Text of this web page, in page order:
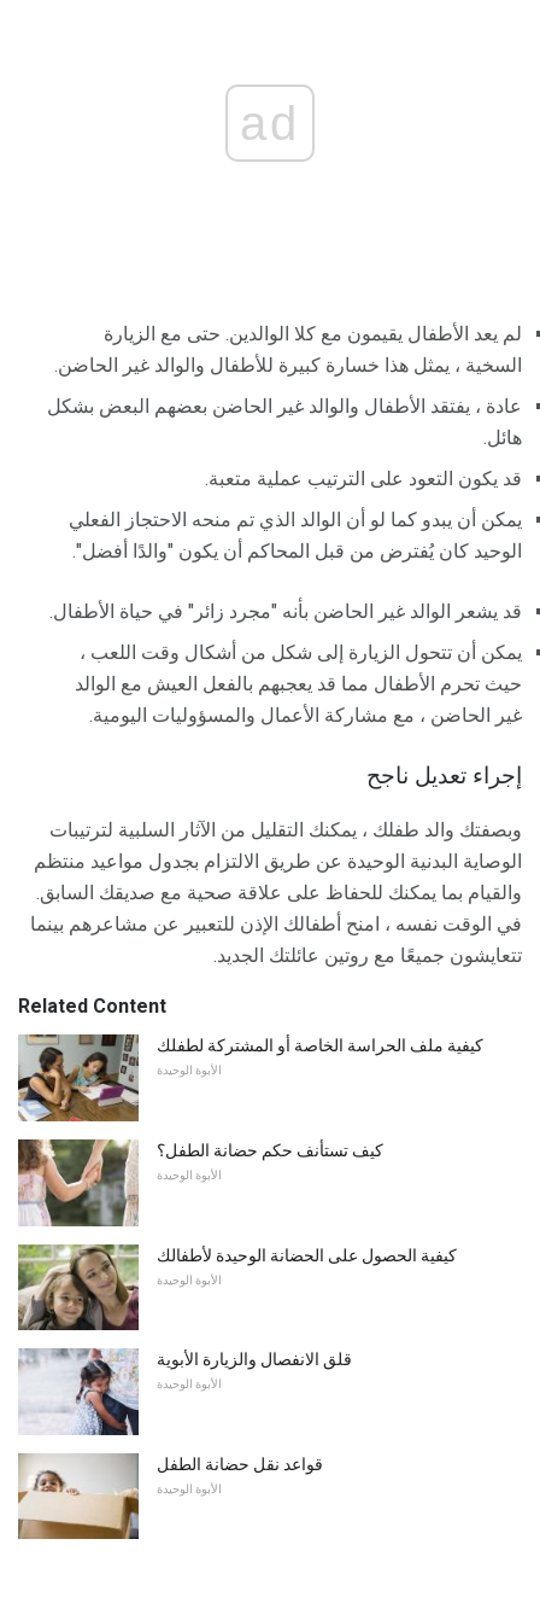
ad
لم يعد الأطفال يقيمون مع كلا الوالدين. حتى مع الزيارة
السخية ، يمثل هذا خسارة كبيرة للأطفال والوالد غير الحاضن.
عادة ، يفتقد الأطفال والوالد غير الحاضن بعضهم البعض بشكل
هائل.
قد يكون التعود على الترتيب عملية متعبة.
يمكن أن يبدو كما لو أن الوالد الذي تم منحه الاحتجاز الفعلي
الوحيد كان يُفترض من قبل المحاكم أن يكون "والدًا أفضل".
قد يشعر الوالد غير الحاضن بأنه "مجرد زائر" في حياة الأطفال.
يمكن أن تتحول الزيارة إلى شكل من أشكال وقت اللعب ،
حيث تحرم الأطفال مما قد يعجبهم بالفعل العيش مع الوالد
غير الحاضن ، مع مشاركة الأعمال والمسؤوليات اليومية.
إجراء تعديل ناجح
وبصفتك والد طفلك ، يمكنك التقليل من الآثار السلبية لترتيبات
الوصاية البدنية الوحيدة عن طريق الالتزام بجدول مواعيد منتظم
والقيام بما يمكنك للحفاظ على علاقة صحية مع صديقك السابق.
في الوقت نفسه ، امنح أطفالك الإذن للتعبير عن مشاعرهم بينما
تتعايشون جميعًا مع روتين عائلتك الجديد.
Related Content
كيفية ملف الحراسة الخاصة أو المشتركة لطفلك
الأبوة الوحيدة
كيف تستأنف حكم حضانة الطفل؟
الأبوة الوحيدة
كيفية الحصول على الحضانة الوحيدة لأطفالك
الأبوة الوحيدة
قلق الانفصال والزيارة الأبوية
الأبوة الوحيدة
قواعد نقل حضانة الطفل
الأبوة الوحيدة